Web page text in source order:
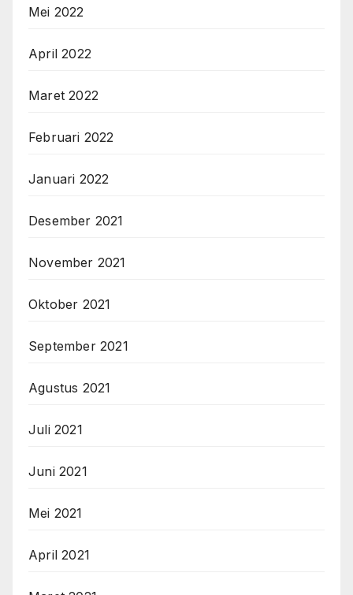
Mei 2022
April 2022
Maret 2022
Februari 2022
Januari 2022
Desember 2021
November 2021
Oktober 2021
September 2021
Agustus 2021
Juli 2021
Juni 2021
Mei 2021
April 2021